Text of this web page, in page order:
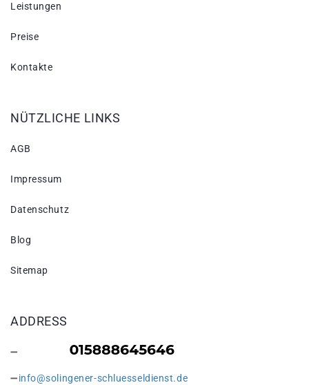
Leistungen
Preise
Kontakte
NÜTZLICHE LINKS
AGB
Impressum
Datenschutz
Blog
Sitemap
ADDRESS
info@solingener-schluesseldienst.de